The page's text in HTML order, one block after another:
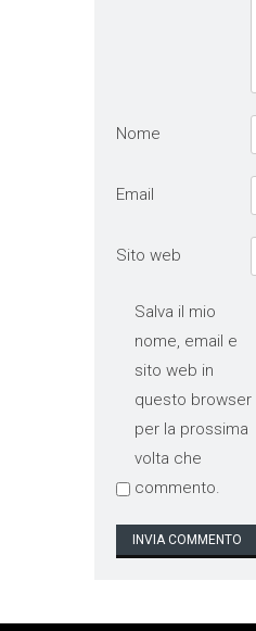
Nome
Email
Sito web
Salva il mio
nome, email e
sito web in
questo browser
per la prossima
volta che
commento.